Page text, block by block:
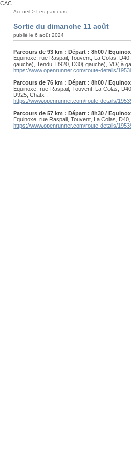
CAC
Vous
ici
:
Accueil >Les parcours
Sortie du dimanche 11 août
publié le 6 août 2024
Parcours de 93 km : Départ : 8h00 /
Equinoxe, rue Raspail, Touvent, La Colas,
gauche), Tendu, D920, D30( gauche), VO( à
https://www.openrunner.com/route-details/
Parcours de 76 km : Départ : 8h00 /
Equinoxe, rue Raspail, Touvent, La Colas,
D925, Chatx .
https://www.openrunner.com/route-details/
Parcours de 57 km : Départ : 8h30 /
Equinoxe, rue Raspail, Touvent, La Colas,
https://www.openrunner.com/route-details/